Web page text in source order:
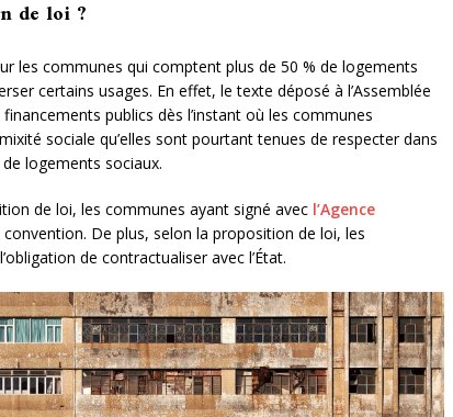
de loi ?
les communes qui comptent plus de 50 % de logements
certains usages. En effet, le texte déposé à l’Assemblée
publics dès l’instant où les communes
sociale qu’elles sont pourtant tenues de respecter dans
logements sociaux.
de loi, les communes ayant signé avec l’Agence
convention. De plus, selon la proposition de loi, les
de contractualiser avec l’État.